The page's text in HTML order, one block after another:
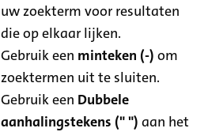
uw zoekterm voor resultaten
die op elkaar lijken.
Gebruik een minteken (-) om
zoektermen uit te sluiten.
Gebruik een Dubbele
aanhalingstekens (" ") aan het